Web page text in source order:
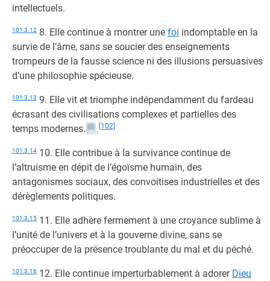
intellectuels.
101:3.12 8. Elle continue à montrer une foi indomptable en la
survie de l’âme, sans se soucier des enseignements
trompeurs de la fausse science ni des illusions persuasives
d’une philosophie spécieuse.
101:3.13 9. Elle vit et triomphe indépendamment du fardeau
écrasant des civilisations complexes et partielles des
temps modernes.
[102]
101:3.14 10. Elle contribue à la survivance continue de
l’altruisme en dépit de l’égoïsme humain, des
antagonismes sociaux, des convoitises industrielles et des
dérèglements politiques.
101:3.15 11. Elle adhère fermement à une croyance sublime à
l’unité de l’univers et à la gouverne divine, sans se
préoccuper de la présence troublante du mal et du péché.
101:3.16 12. Elle continue imperturbablement à adorer Dieu